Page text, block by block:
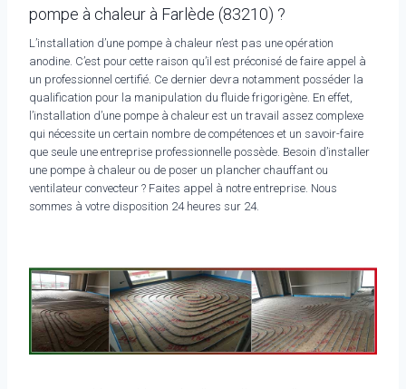
pompe à chaleur à Farlède (83210) ?
L’installation d’une pompe à chaleur n’est pas une opération
anodine. C’est pour cette raison qu’il est préconisé de faire appel à
un professionnel certifié. Ce dernier devra notamment posséder la
qualification pour la manipulation du fluide frigorigène. En effet,
l’installation d’une pompe à chaleur est un travail assez complexe
qui nécessite un certain nombre de compétences et un savoir-faire
que seule une entreprise professionnelle possède. Besoin d’installer
une pompe à chaleur ou de poser un plancher chauffant ou
ventilateur convecteur ? Faites appel à notre entreprise. Nous
sommes à votre disposition 24 heures sur 24.